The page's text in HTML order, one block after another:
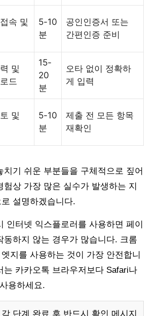
속 및
5-10
분
공인인증서 또는
간편인증 준비
및
드
15-
20
분
오타 없이 정확하
게 입력
및
5-10
분
제출 전 모든 항목
재확인
치기 쉬운 부분들을 구체적으로 짚어
험상 가장 많은 실수가 발생하는 지
설명하겠습니다.
인터넷 익스플로러를 사용하면 페이
동하지 않는 경우가 많습니다. 크롬
지를 사용하는 것이 가장 안전합니
는 카카오톡 브라우저보다 Safari나
용하세요.
각 단계 완료 후 반드시 확인 메시지